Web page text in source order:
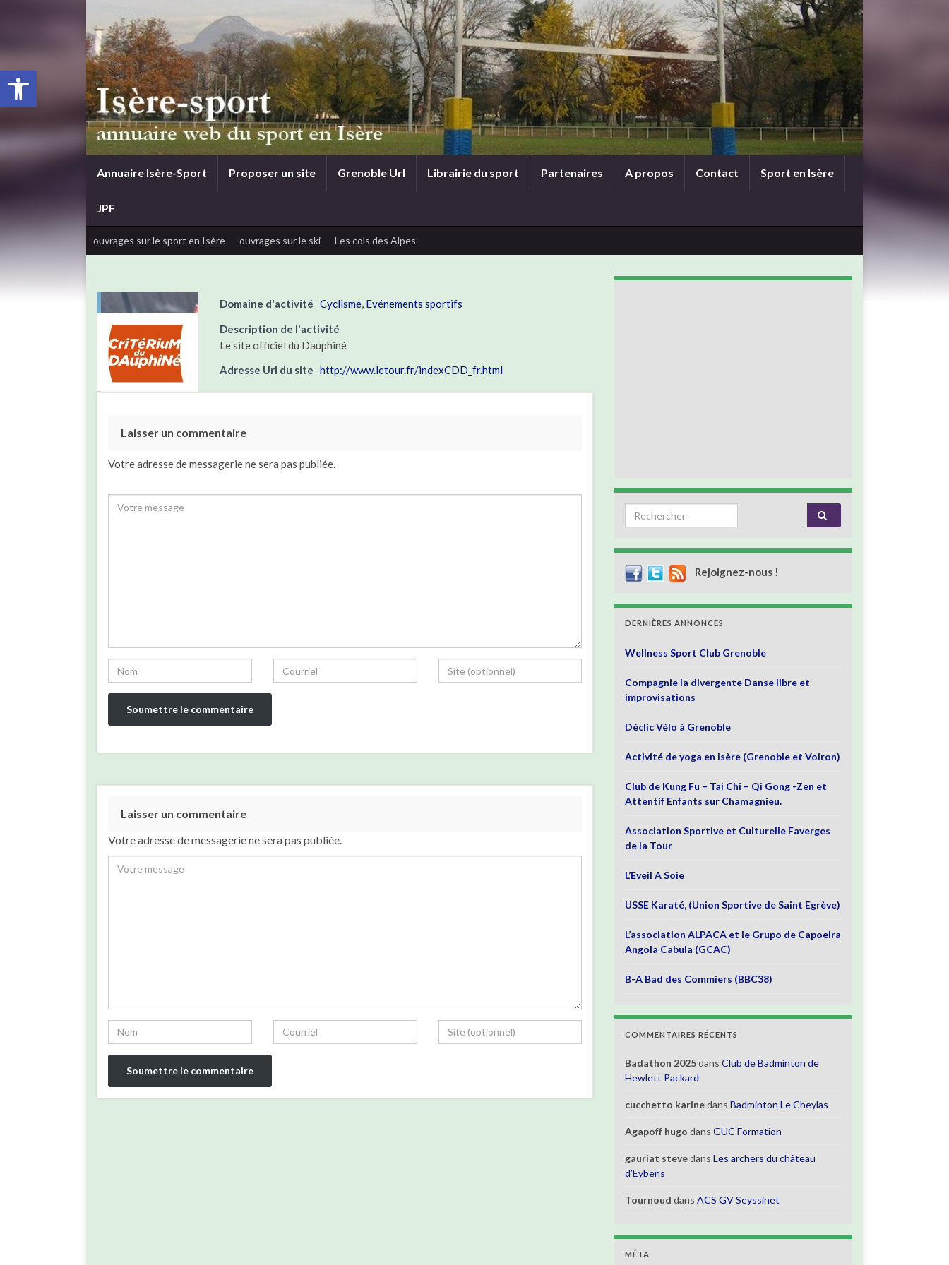
Ouvrir la barre d’outils
Annuaire Isère-Sport Proposer un site Grenoble Url Librairie du sport Partenaires A propos Contact Sport en Isère
JPF
ouvrages sur le sport en Isère ouvrages sur le ski Les cols des Alpes
Domaine d'activité Cyclisme Evénements sportifs
Description de l'activité
Le site officiel du Dauphiné
Adresse Url du site http://www.letour.fr/indexCDD_fr.html
Laisser un commentaire
Votre adresse de messagerie ne sera pas publiée.
Laisser un commentaire
Votre adresse de messagerie ne sera pas publiée.
Search for:
Rejoignez-nous !
DERNIÈRES ANNONCES
Wellness Sport Club Grenoble
Compagnie la divergente Danse libre et
improvisations
Déclic Vélo à Grenoble
Activité de yoga en Isère (Grenoble et Voiron)
Club de Kung Fu – Tai Chi – Qi Gong -Zen et
Attentif Enfants sur Chamagnieu.
Association Sportive et Culturelle Faverges
de la Tour
L’Eveil A Soie
USSE Karaté, (Union Sportive de Saint Egrève)
L’association ALPACA et le Grupo de Capoeira
Angola Cabula (GCAC)
B-A Bad des Commiers (BBC38)
COMMENTAIRES RÉCENTS
Badathon 2025dansClub de Badminton de
Hewlett Packard
cucchetto karinedansBadminton Le Cheylas
Agapoff hugo dansGUC Formation
gauriat stevedansLes archers du château
d’Eybens
Tournoud dansACS GV Seyssinet
MÉTA